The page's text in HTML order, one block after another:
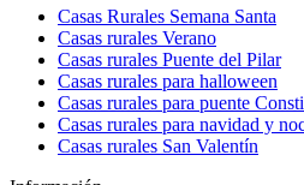
Casas Rurales Semana Santa
Casas rurales Verano
Casas rurales Puente del Pilar
Casas rurales para halloween
Casas rurales para puente
Casas rurales para navidad y
Casas rurales San Valentín